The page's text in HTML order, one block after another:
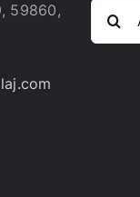
59860,